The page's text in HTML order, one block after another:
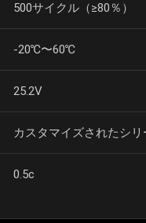
500サイクル（≥80％）
-20℃〜60℃
25.2V
カスタマイズされたシ
0.5c